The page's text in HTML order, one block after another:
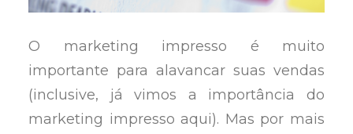
O marketing impresso é muito
importante para alavancar suas vendas
(inclusive, já vimos a importância do
marketing impresso aqui). Mas por mais